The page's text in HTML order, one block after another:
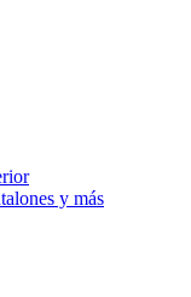
y más